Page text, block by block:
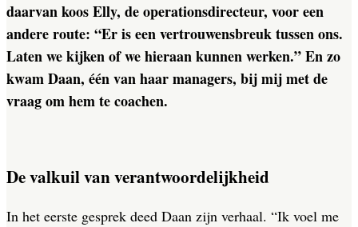
daarvan koos Elly, de operationsdirecteur, voor een
andere route: “Er is een vertrouwensbreuk tussen ons.
Laten we kijken of we hieraan kunnen werken.” En zo
kwam Daan, één van haar managers, bij mij met de
vraag om hem te coachen.
De valkuil van verantwoordelijkheid
In het eerste gesprek deed Daan zijn verhaal. “Ik voel me